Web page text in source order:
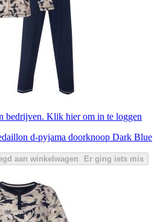
bedrijven. Klik hier om in te loggen
d-pyjama doorknoop Dark Blue
aan winkelwagen Er ging iets mis